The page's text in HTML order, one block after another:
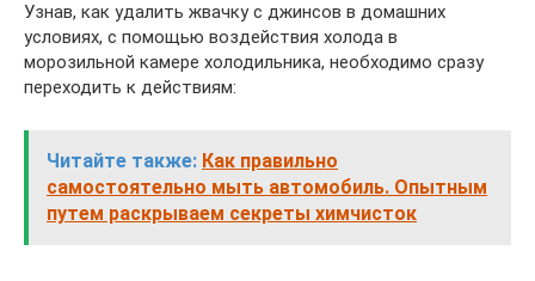
Узнав, как удалить жвачку с джинсов в домашних
условиях, с помощью воздействия холода в
морозильной камере холодильника, необходимо сразу
переходить к действиям:
Читайте также: Как правильно
самостоятельно мыть автомобиль. Опытным
путем раскрываем секреты химчисток